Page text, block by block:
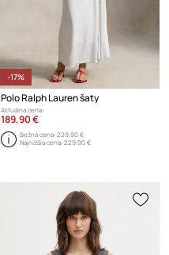
-17%
Polo Ralph Lauren šaty
Aktuálna cena:
189,90 €
Bežná cena:229,90 €
Najnižšia cena:229,90 €